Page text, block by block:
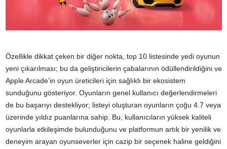
Özellikle dikkat çeken bir diğer nokta, top 10 listesinde yedi oyunun
yeni çıkarılması; bu da geliştiricilerin çabalarının ödüllendirildiğini ve
Apple Arcade’in oyun üreticileri için sağlıklı bir ekosistem
sunduğunu gösteriyor. Oyunların genel kullanıcı değerlendirmeleri
de bu başarıyı destekliyor; listeyi oluşturan oyunların çoğu 4.7 veya
üzerinde yıldız puanlarına sahip. Bu, kullanıcıların yüksek kaliteli
oyunlarla etkileşimde bulunduğunu ve platformun artık bir yenilik ve
deneyim arayan oyunseverler için cazip bir seçenek haline geldiğini